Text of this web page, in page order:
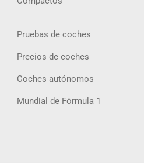
Pruebas de coches
Precios de coches
Coches autónomos
Mundial de Fórmula 1